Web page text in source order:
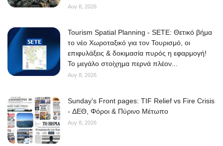
Αυγ 8, 2026
Tourism Spatial Planning - SETE: Θετικό βήμα
το νέο Χωροταξικό για τον Τουρισμό, οι
επιφυλάξεις & δοκιμασία πυρός η εφαρμογή!
Το μεγάλο στοίχημα περνά πλέον...
Αυγ 8, 2026
Sunday's Front pages: TIF Relief vs Fire Crisis
- ΔΕΘ, Φόροι & Πύρινο Μέτωπο
Αυγ 8, 2026